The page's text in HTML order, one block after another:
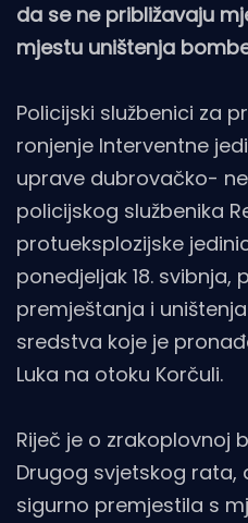
da se ne približavaju
mjestu uništenja
Policijski službenici za
ronjenje Interventne
uprave dubrovačko-
policijskog službenika
protueksplozijske
ponedjeljak 18. svibnja,
premještanja i
sredstva koje je
Luka na otoku Korčuli.
Riječ je o zrakoplovnoj
Drugog svjetskog rata,
sigurno premjestila s